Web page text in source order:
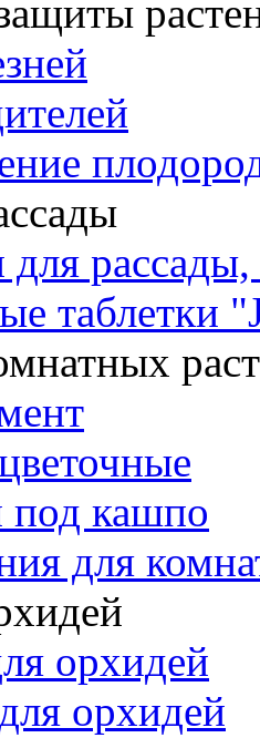
рассады,
таблетки
кашпо
для
орхидей
орхидей